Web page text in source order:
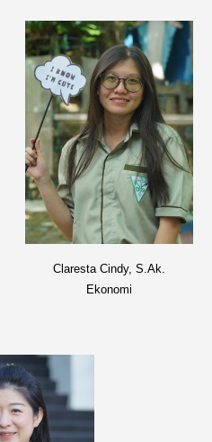
Claresta Cindy, S.Ak.
Ekonomi